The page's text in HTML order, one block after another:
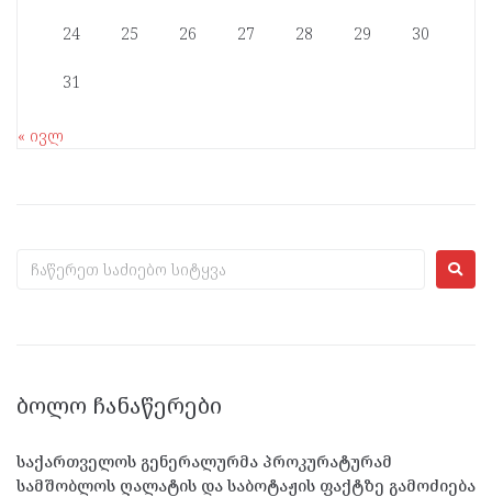
24 25 26 27 28 29 30
31
« ივლ
ᲑᲝᲚᲝ ᲩᲐᲜᲐᲬᲔᲠᲔᲑᲘ
საქართველოს გენერალურმა პროკურატურამ
სამშობლოს ღალატის და საბოტაჟის ფაქტზე გამოძიება